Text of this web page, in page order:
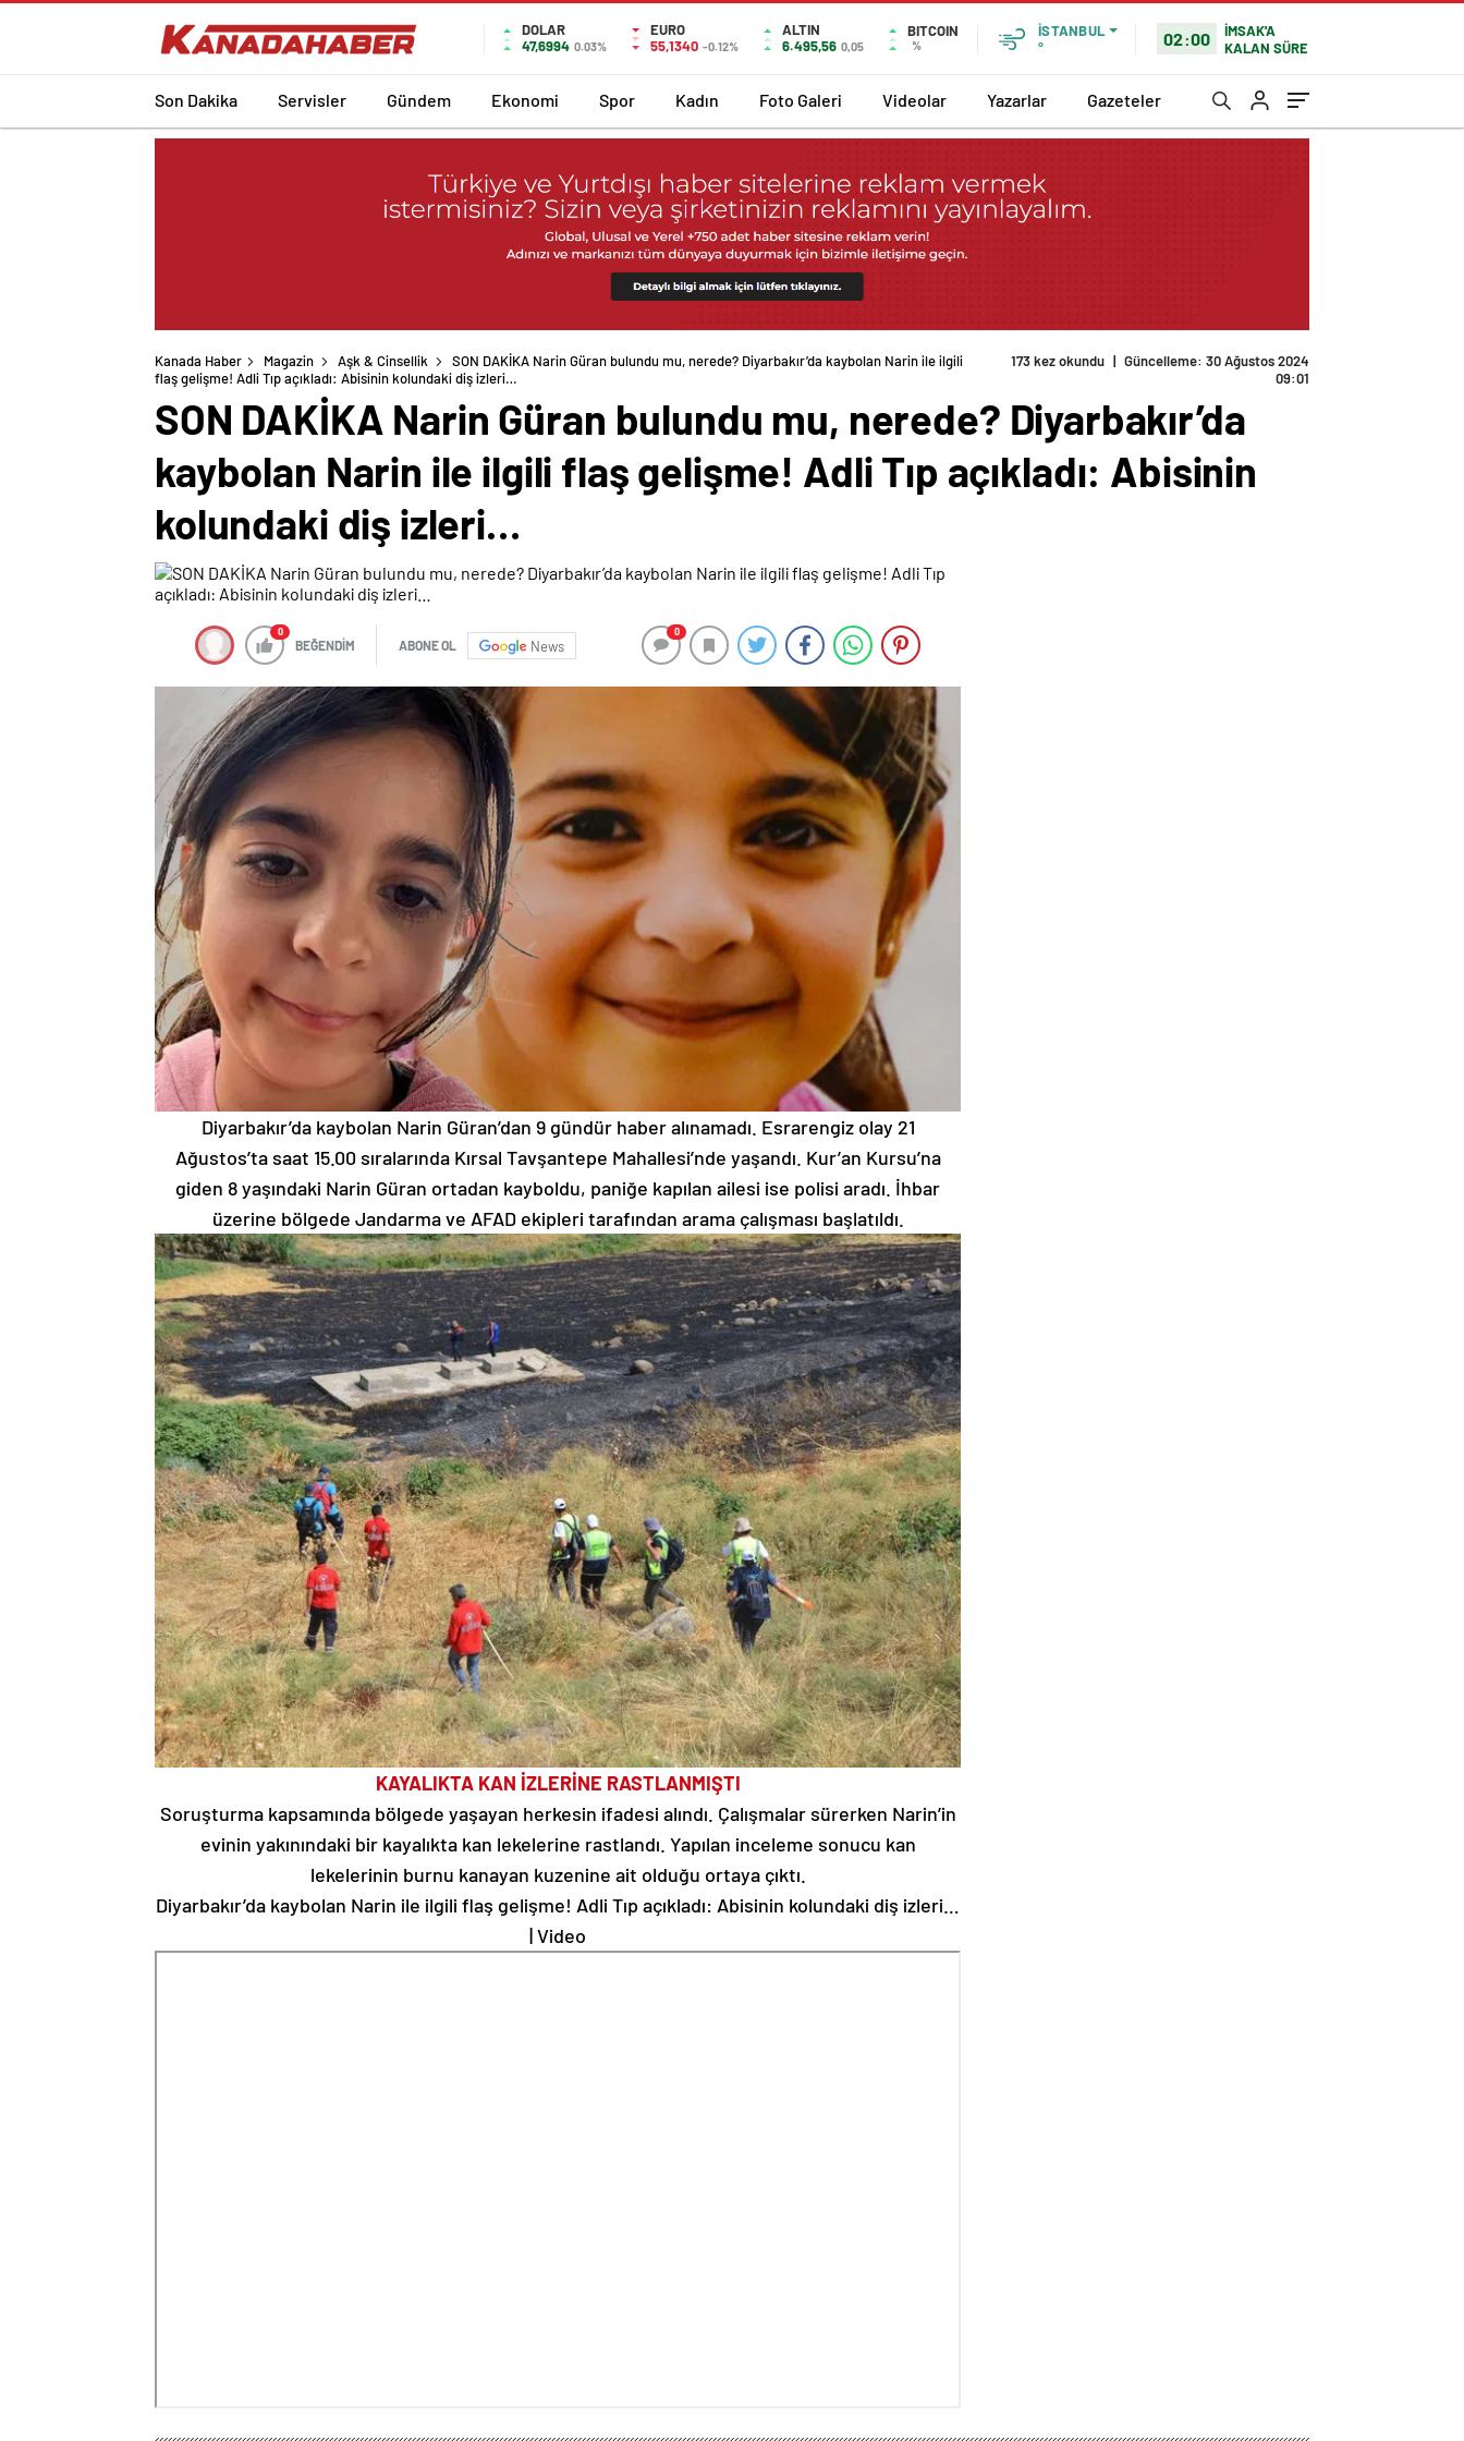
DOLAR
47,6994 0.03%
EURO
55,1340 -0.12%
ALTIN
6.495,56 0,05
BITCOIN
%
İSTANBUL
°
02:00
İMSAK'A
KALAN SÜRE
Son Dakika Servisler Gündem Ekonomi Spor Kadın Foto Galeri Videolar Yazarlar Gazeteler
Kanada Haber Magazin Aşk & Cinsellik
SON DAKİKA Narin Güran bulundu mu, nerede? Diyarbakır’da kaybolan Narin ile ilgili
flaş gelişme! Adli Tıp açıkladı: Abisinin kolundaki diş izleri…
173 kez okundu | Güncelleme: 30 Ağustos 2024
09:01
SON DAKİKA Narin Güran bulundu mu, nerede? Diyarbakır’da
kaybolan Narin ile ilgili flaş gelişme! Adli Tıp açıkladı: Abisinin
kolundaki diş izleri…
0
BEĞENDİM ABONE OL News
0
Diyarbakır’da kaybolan Narin Güran’dan 9 gündür haber alınamadı. Esrarengiz olay 21
Ağustos’ta saat 15.00 sıralarında Kırsal Tavşantepe Mahallesi’nde yaşandı. Kur’an Kursu’na
giden 8 yaşındaki Narin Güran ortadan kayboldu, paniğe kapılan ailesi ise polisi aradı. İhbar
üzerine bölgede Jandarma ve AFAD ekipleri tarafından arama çalışması başlatıldı.
KAYALIKTA KAN İZLERİNE RASTLANMIŞTI
Soruşturma kapsamında bölgede yaşayan herkesin ifadesi alındı. Çalışmalar sürerken Narin’in
evinin yakınındaki bir kayalıkta kan lekelerine rastlandı. Yapılan inceleme sonucu kan
lekelerinin burnu kanayan kuzenine ait olduğu ortaya çıktı.
Diyarbakır’da kaybolan Narin ile ilgili flaş gelişme! Adli Tıp açıkladı: Abisinin kolundaki diş izleri…
| Video